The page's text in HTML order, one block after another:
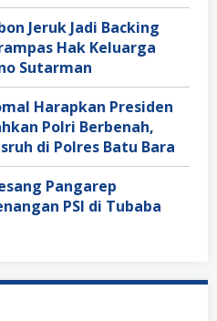
Jeruk Jadi Backing
Hak Keluarga
Sutarman
Harapkan Presiden
Polri Berbenah,
di Polres Batu Bara
Pangarep
PSI di Tubaba